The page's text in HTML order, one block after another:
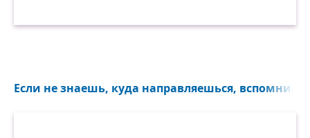
Если не знаешь, куда направляешься, вспомни,